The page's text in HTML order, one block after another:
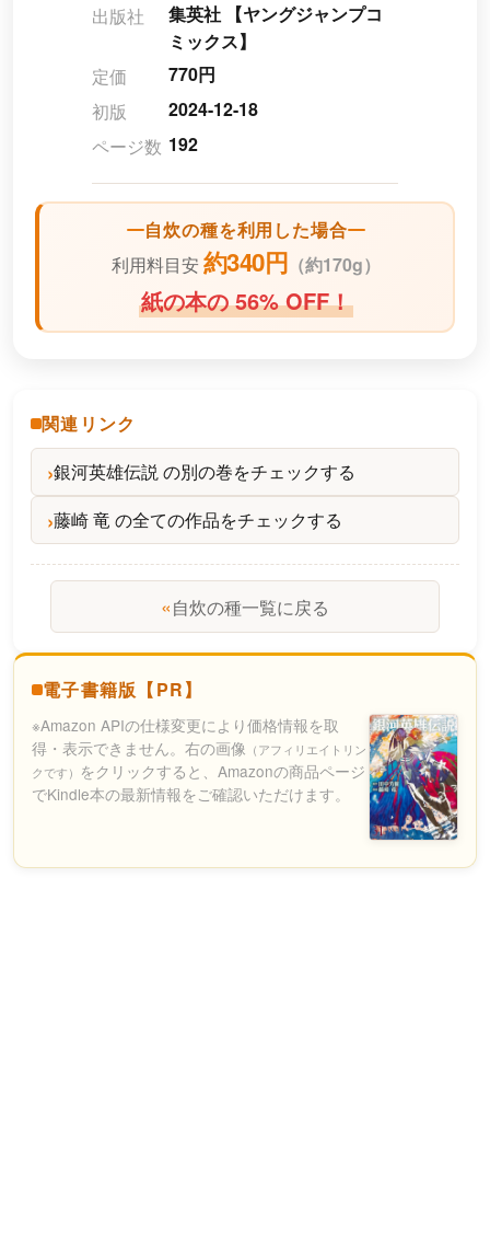
出版社
集英社 【ヤングジャンプコ
ミックス】
定価
770円
初版
2024-12-18
ページ数 192
自炊の種を利用した場合
利用料目安 約340円 （約170g）
紙の本の 56% OFF！
関連リンク
銀河英雄伝説 の別の巻をチェックする
藤崎 竜 の全ての作品をチェックする
«自炊の種一覧に戻る
電子書籍版【PR】
※Amazon APIの仕様変更により価格情報を取
得・表示できません。右の画像 （アフィリエイトリン
クです） をクリックすると、Amazonの商品ページ
でKindle本の最新情報をご確認いただけます。